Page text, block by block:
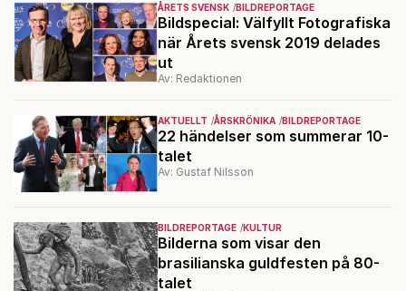
ÅRETS SVENSK BILDREPORTAGE
Bildspecial: Välfyllt Fotografiska
när Årets svensk 2019 delades
ut
Av: Redaktionen
AKTUELLT ÅRSKRÖNIKA BILDREPORTAGE
22 händelser som summerar 10-
talet
Av: Gustaf Nilsson
BILDREPORTAGE KULTUR
Bilderna som visar den
brasilianska guldfesten på 80-
talet